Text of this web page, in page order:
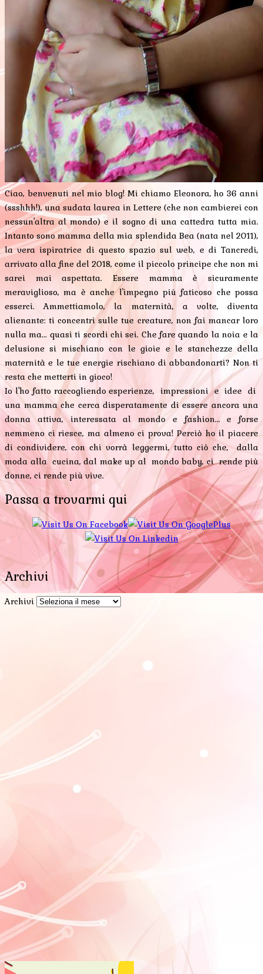
Ciao, benvenuti nel mio blog! Mi chiamo Eleonora, ho 36 anni
(ssshhh!), una sudata laurea in Lettere (che non cambierei con
nessun'altra al mondo) e il sogno di una cattedra tutta mia.
Intanto sono mamma della mia splendida Bea (nata nel 2011),
la vera ispiratrice di questo spazio sul web, e di Tancredi,
arrivato alla fine del 2018, come il piccolo principe che non mi
sarei mai aspettata. Essere mamma è sicuramente
meraviglioso, ma è anche l'impegno più faticoso che possa
esserci. Ammettiamolo, la maternità, a volte, diventa
alienante: ti concentri sulle tue creature, non fai mancar loro
nulla ma... quasi ti scordi chi sei. Che fare quando la noia e la
delusione si mischiano con le gioie e le stanchezze della
maternità e le tue energie rischiano di abbandonarti? Non ti
resta che metterti in gioco!
Io l'ho fatto raccogliendo esperienze, impressioni e idee di
una mamma che cerca disperatamente di essere ancora una
donna attiva, interessata al mondo e fashion... e forse
nemmeno ci riesce, ma almeno ci prova! Perciò ho il piacere
di condividere, con chi vorrà leggermi, tutto ciò che, dalla
moda alla cucina, dal make up al mondo baby, ci rende più
donne, ci rende più vive.
Passa a trovarmi qui
Archivi
Archivi